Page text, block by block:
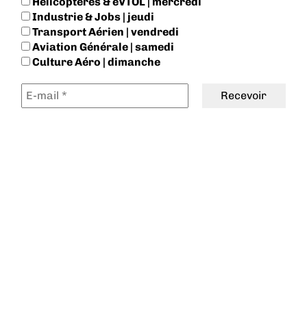
Industrie & Jobs | jeudi
Transport Aérien | vendredi
Aviation Générale | samedi
Culture Aéro | dimanche